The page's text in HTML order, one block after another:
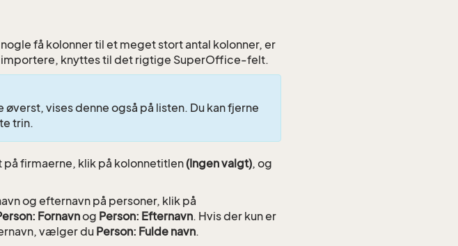
få kolonner til et meget stort antal kolonner, er
knyttes til det rigtige SuperOffice-felt.
vises denne også på listen. Du kan fjerne
trin.
firmaerne, klik på kolonnetitlen(Ingen valgt), og
og efternavn på personer, klik på
Fornavnog Person: Efternavn. Hvis der kun er
vælger du Person: Fulde navn.